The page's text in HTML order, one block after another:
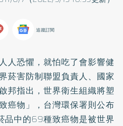
追蹤訂閱
人恐懼，就怕吃了會影響健
菸害防制聯盟負責人、國家
邦指出，世界衛生組織將塑
癌物」，台灣環保署則公布
品中的69種致癌物是被世界